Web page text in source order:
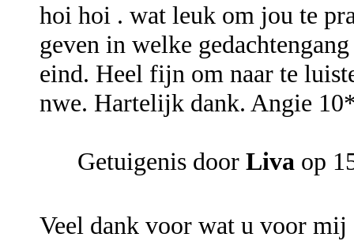
hoi hoi . wat leuk om jou te
geven in welke
eind. Heel fijn om naar te
nwe. Hartelijk dank. Angie
Getuigenis door Liva op
Veel dank voor wat u voor mij